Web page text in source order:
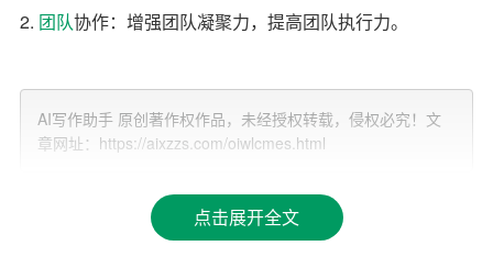
2. 团队协作：增强团队凝聚力，提高团队执行力。
4. 工作成果：完成公司下达的各项指标，争取取得更好的
业绩。
AI写作助手 原创著作权作品，未经授权转载，侵权必究！文
章网址：https://aixzzs.com/oiwlcmes.html
点击展开全文